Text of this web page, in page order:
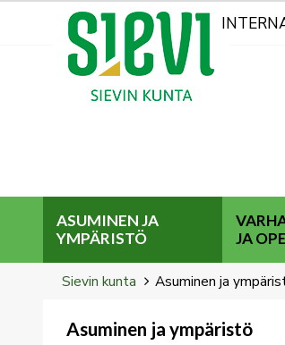
ASUMINEN JA
YMPÄRISTÖ
JA
Breadcrumbs
You
here:
Sievin kunta Asuminen ja
You
Asuminen ja ympäristö